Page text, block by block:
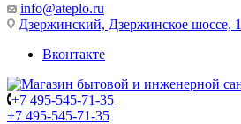
info@ateplo.ru
Дзержинский, Дзержинское шоссе, 1
Вконтакте
+7 495-545-71-35
+7 495-545-71-35